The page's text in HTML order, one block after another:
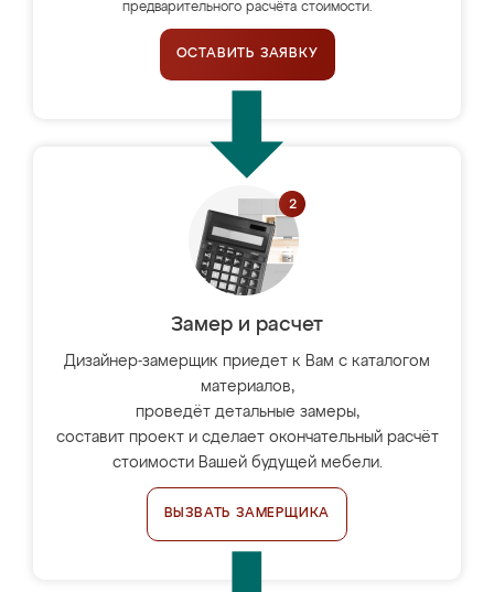
предварительного расчёта стоимости.
ОСТАВИТЬ ЗАЯВКУ
Замер и расчет
Дизайнер-замерщик приедет к Вам с каталогом
материалов,
проведёт детальные замеры,
составит проект и сделает окончательный расчёт
стоимости Вашей будущей мебели.
ВЫЗВАТЬ ЗАМЕРЩИКА